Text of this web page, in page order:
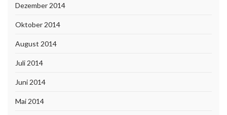
Dezember 2014
Oktober 2014
August 2014
Juli 2014
Juni 2014
Mai 2014